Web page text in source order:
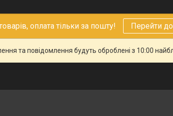
оплата тільки за пошту! Перейти до
та повідомлення будуть оброблені з 10:00